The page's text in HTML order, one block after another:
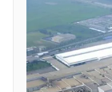
VTV Money